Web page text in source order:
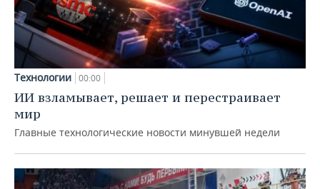
Технологии 00:00
ИИ взламывает, решает и перестраивает
мир
Главные технологические новости минувшей недели